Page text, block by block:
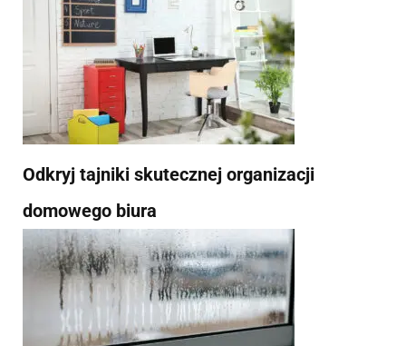
Odkryj tajniki skutecznej organizacji
domowego biura